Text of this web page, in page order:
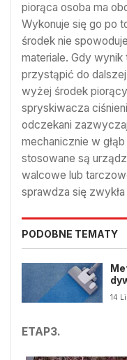
piorąca osoba ma
Wykonuje się go po
środek nie
materiale. Gdy
przystąpić do dalszej
wyżej środek
spryskiwacza
odczekani
mechanicznie w
stosowane są
walcowe lub
sprawdza się
PODOBNE TEMATY
14
ETAP3.